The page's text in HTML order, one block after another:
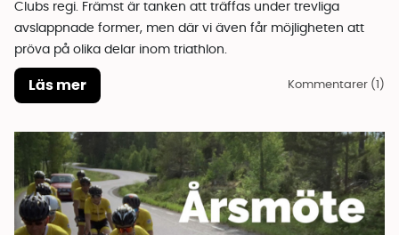
Clubs regi. Främst är tanken att träffas under trevliga
avslappnade former, men där vi även får möjligheten att
pröva på olika delar inom triathlon.
Läs mer Kommentarer (1)